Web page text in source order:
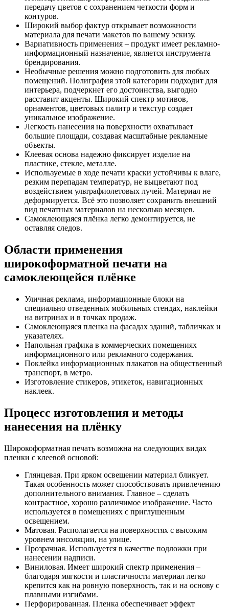
передачу цветов с сохранением четкости форм и
контуров.
Широкий выбор фактур открывает возможности
материала для печати макетов по вашему эскизу.
Вариативность применения – продукт имеет рекламно-
информационный назначение, является инструмента
брендирования.
Необычные решения можно подготовить для любых
помещений. Полиграфия этой категории подходит для
интерьера, подчеркнет его достоинства, выгодно
расставит акценты. Широкий спектр мотивов,
орнаментов, цветовых палитр и текстур создает
уникальное изображение.
Легкость нанесения на поверхности охватывает
большие площади, создавая масштабные рекламные
объекты.
Клеевая основа надежно фиксирует изделие на
пластике, стекле, металле.
Используемые в ходе печати краски устойчивы к влаге,
резким перепадам температур, не выцветают под
воздействием ультрафиолетовых лучей. Материал не
деформируется. Всё это позволяет сохранить внешний
вид печатных материалов на несколько месяцев.
Самоклеющаяся плёнка легко демонтируется, не
оставляя следов.
Области применения
широкоформатной печати на
самоклеющейся плёнке
Уличная реклама, информационные блоки на
специально отведенных мобильных стендах, наклейки
на витринах и в точках продаж.
Самоклеющаяся пленка на фасадах зданий, табличках и
указателях.
Напольная графика в коммерческих помещениях
информационного или рекламного содержания.
Поклейка информационных плакатов на общественный
транспорт, в метро.
Изготовление стикеров, этикеток, навигационных
наклеек.
Процесс изготовления и методы
нанесения на плёнку
Широкоформатная печать возможна на следующих видах
пленки с клеевой основой:
Глянцевая. При ярком освещении материал бликует.
Такая особенность может способствовать привлечению
дополнительного внимания. Главное – сделать
контрастное, хорошо различимое изображение. Часто
используется в помещениях с приглушенным
освещением.
Матовая. Располагается на поверхностях с высоким
уровнем инсоляции, на улице.
Прозрачная. Используется в качестве подложки при
нанесении надписи.
Виниловая. Имеет широкий спектр применения –
благодаря мягкости и пластичности материал легко
крепится как на ровную поверхность, так и на основу с
плавными изгибами.
Перфорированная. Пленка обеспечивает эффект